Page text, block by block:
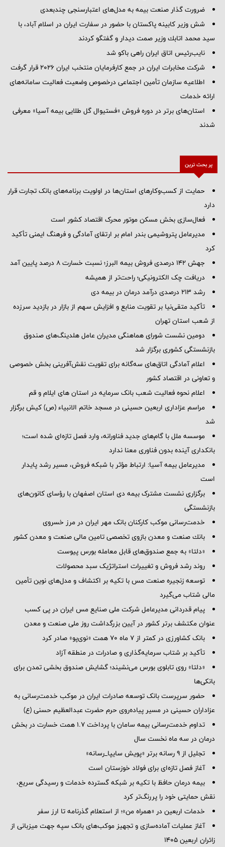
ضرورت گذار صنعت بیمه به مدل‌های اعتبارسنجی چندبعدی
شش وزیر کابینه پاکستان با حضور در سفارت ایران در اسلام آباد، با
سيد محمد اتابك وزير صمت ديدار و گفتگو كردند
نایب‌رئیس اتاق ایران راهی باکو شد
شرکت مخابرات ایران در جمع کارفرمایان منتخب ایران ۲۰۲۶ قرار گرفت
اطلاعیه سازمان تأمین اجتماعی درخصوص وضعیت فعالیت سامانه‌های
ارائه خدمات
استان‌های برتر در دوره فروش «فستیوال گل طلایی بیمه آسیا» معرفی
شدند
پر بحث ترین
حمایت از کسب‌وکارهای استان‌ها در اولویت برنامه‌های بانک تجارت قرار
دارد
فعال‌سازی بخش مسکن موتور محرک اقتصاد کشور است
مدیرعامل پتروشیمی بندر امام بر ارتقای آمادگی و فرهنگ ایمنی تأکید
کرد
جهش 142 درصدی فروش بیمه البرز؛ نسبت خسارت 8 درصد پایین آمد
دریافت چک الکترونیکی؛ راحت‌تر از همیشه
رشد ۲۱۳ درصدی درآمد درمان در بیمه دی
تأکید متقی‌نیا بر تقویت منابع و افزایش سهم از بازار در بازدید سرزده
از شعب استان تهران
دومین نشست شورای هماهنگی مدیران عامل هلدینگ‌های صندوق
بازنشستگی کشوری برگزار شد
اعلام آمادگی اتاق‌های سه‌گانه برای تقویت نقش‌آفرینی بخش خصوصی
و تعاونی در اقتصاد کشور
اعلام نحوه فعالیت شعب بانک سرمایه در استان های ایلام و قم
مراسم عزاداری اربعین حسینی در مسجد خاتم ‌الانبیاء (ص) کیش برگزار
شد
موسسه ملل با گام‌های جدید فناورانه، وارد فصل تازه‌ای شده است؛
بانکداری آینده بدون فناوری معنا ندارد
مدیرعامل بیمه آسیا: ارتباط مؤثر با شبکه فروش، مسیر رشد پایدار
است
برگزاری نشست مشترک بیمه دی استان اصفهان با رؤسای کانون‌های
بازنشستگی
خدمت‌رسانی موکب کارکنان بانک مهر ایران در مرز خسروی
بانك صنعت و معدن بازوی تخصصی تامین مالی صنعت و معدن كشور
«دلتا» به جمع صندوق‌های قابل معامله بورس پیوست
روند رشد فروش و تغییرات استراتژیک سبد محصولات
توسعه زنجیره صنعت مس با تکیه بر اکتشاف و مدل‌های نوین تأمین
مالی شتاب می‌گیرد
پیام قدردانی مدیرعامل شرکت ملی صنایع مس ایران در پی کسب
عنوان مکتشف برتر کشور در آیین بزرگداشت روز ملی صنعت و معدن
بانک کشاورزی در کمتر از ۷ ماه ۷۰ همت «نوی‌پو» صادر کرد
تأکید بر شتاب سرمایه‌گذاری و صادرات در منطقه آزاد
«دلتا» روی تابلوی بورس می‌نشیند؛ گشایش صندوق بخشی تمدن برای
بانکی‌ها
حضور سرپرست بانک توسعه صادرات ایران در موکب خدمت‌رسانی به
عزاداران حسینی در مسیر پیاده‌روی حرم حضرت عبدالعظیم حسنی (ع)
تداوم خدمت‌رسانی بیمه سامان با پرداخت ۱.۷ همت خسارت در بخش
درمان در سه ماه نخست سال
تجلیل از ۹ رسانه برتر «پویش سایپا_رسانه»
آغاز فصل تازه‌ای برای فولاد خوزستان است
بیمه درمان حافظ با تکیه بر شبکه گسترده خدمات و رسیدگی سریع،
نقش حمایتی خود را پررنگ‌تر کرد
خدمات اربعین در «همراه من»؛ از استعلام گذرنامه تا ارز سفر
آغاز عملیات آماده‌سازی و تجهیز موکب‌های بانک سپه جهت میزبانی از
زائران اربعین ۱۴۰۵